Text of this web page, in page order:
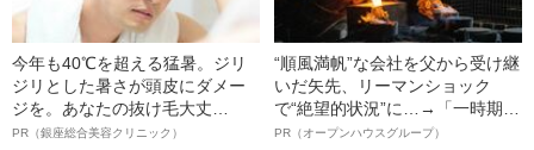
今年も40℃を超える猛暑。ジリ
ジリとした暑さが頭皮にダメー
ジを。あなたの抜け毛大丈
夫！？
PR（銀座総合美容クリニック）
“順風満帆”な会社を父から受け継
いだ矢先、リーマンショック
で“絶望的状況”に…→「一時期は
納品3年待ち」のヒット商品を生
PR（オープンハウスグループ）